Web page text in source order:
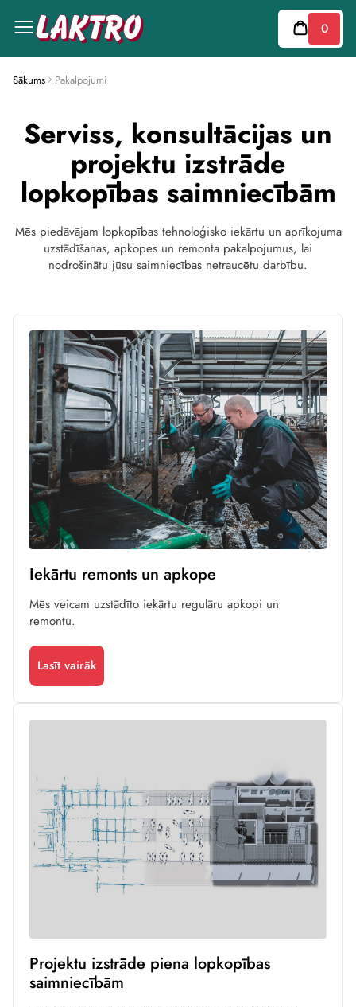
website
includes
accessibility
Press
enable
adjustments.
0
Sākums Pakalpojumi
Serviss, konsultācijas un
projektu izstrāde
lopkopības saimniecībām
Mēs piedāvājam lopkopības tehnoloģisko iekārtu un aprīkojuma
uzstādīšanas, apkopes un remonta pakalpojumus, lai
nodrošinātu jūsu saimniecības netraucētu darbību.
Iekārtu remonts un apkope
Mēs veicam uzstādīto iekārtu regulāru apkopi un
remontu.
Lasīt vairāk
Projektu izstrāde piena lopkopības
saimniecībām